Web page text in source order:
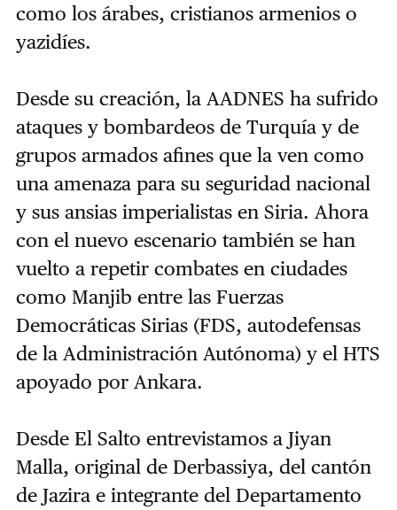
como los árabes, cristianos armenios o
yazidíes.
Desde su creación, la AADNES ha sufrido
ataques y bombardeos de Turquía y de
grupos armados afines que la ven como
una amenaza para su seguridad nacional
y sus ansias imperialistas en Siria. Ahora
con el nuevo escenario también se han
vuelto a repetir combates en ciudades
como Manjib entre las Fuerzas
Democráticas Sirias (FDS, autodefensas
de la Administración Autónoma) y el HTS
apoyado por Ankara.
Desde El Salto entrevistamos a Jiyan
Malla, original de Derbassiya, del cantón
de Jazira e integrante del Departamento